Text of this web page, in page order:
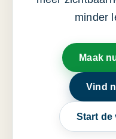
minder
Maak
Vind
Start